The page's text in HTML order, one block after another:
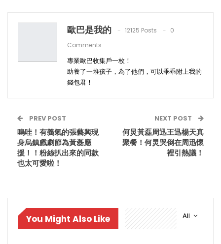
歐巴是我的 12125 Posts
0
Comments
專業歐巴收集戶一枚！
助養了一堆孩子，為了他們，可以乖乖附上我的
錢包君！
PREV POST
嗚哇！有義氣的張藝興現
身烏鎮戲劇節為黃磊應
援！！粉絲扒出來的同款
也太可愛啦！
NEXT POST
何炅黃磊周迅王迅楊天真
聚餐！何炅哭倒在周迅懷
裡引熱議！
All
You Might Also Like